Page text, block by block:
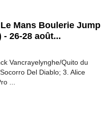
Mans Boulerie Jump
- 26-28 août...
Vancrayelynghe/Quito du
Del Diablo; 3. Alice
...